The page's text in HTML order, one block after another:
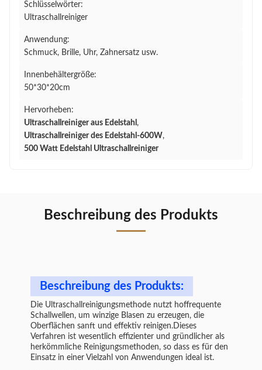
Schlüsselwörter:
Ultraschallreiniger
Anwendung:
Schmuck, Brille, Uhr, Zahnersatz usw.
Innenbehältergröße:
50*30*20cm
Hervorheben:
Ultraschallreiniger aus Edelstahl ,
Ultraschallreiniger des Edelstahl-600W,
500 Watt Edelstahl Ultraschallreiniger
Beschreibung des Produkts
Beschreibung des Produkts:
Die Ultraschallreinigungsmethode nutzt hoffrequente
Schallwellen, um winzige Blasen zu erzeugen, die
Oberflächen sanft und effektiv reinigen.Dieses
Verfahren ist wesentlich effizienter und gründlicher als
herkömmliche Reinigungsmethoden, so dass es für den
Einsatz in einer Vielzahl von Anwendungen ideal ist.